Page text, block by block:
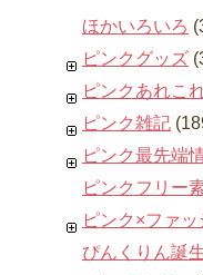
ほかいろいろ
ピンクグッズ
ピンクあれこ
ピンク雑記
ピンク最先端
ピンクフリー
ピンク×ファッ
ぴんくりん誕